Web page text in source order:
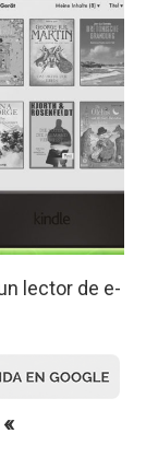
lector de e-